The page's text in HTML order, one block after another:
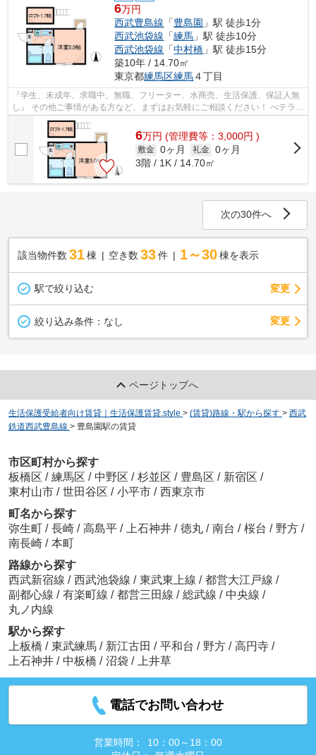
6万円
西武豊島線 「豊島園 」駅 徒歩1分
西武池袋線 「練馬 」駅 徒歩10分
西武池袋線 「中村橋 」駅 徒歩15分
築10年 / 14.70㎡
東京都練馬区練馬４丁目
『学生、未成年、求職中、無職、フリーター、水商売、生活保護、保証人無
し』 その他ご事情がある方など、まずはお気軽にご相談ください！ べテラン
スタッフが対応致しますのでご希望...
6万円 (管理費等：3,000円 )
敷金 0ヶ月 礼金 0ヶ月
3階 / 1K / 14.70㎡
次の30件へ
該当物件数 31棟 空き数 33 件 1～30 棟を表示
駅で絞り込む 変更
絞り込み条件： なし 変更
ページトップへ
生活保護受給者向け賃貸｜生活保護賃貸.style > (賃貸)路線・駅から探す > 西武
鉄道西武豊島線 > 豊島園駅の賃貸
市区町村から探す
板橋区 / 練馬区 / 中野区 / 杉並区 / 豊島区 / 新宿区 /
東村山市 / 世田谷区 / 小平市 / 西東京市
町名から探す
弥生町 / 長崎 / 高島平 / 上石神井 / 徳丸 / 南台 / 桜台 / 野方 /
南長崎 / 本町
路線から探す
西武新宿線 / 西武池袋線 / 東武東上線 / 都営大江戸線 /
副都心線 / 有楽町線 / 都営三田線 / 総武線 / 中央線 /
丸ノ内線
駅から探す
上板橋 / 東武練馬 / 新江古田 / 平和台 / 野方 / 高円寺 /
上石神井 / 中板橋 / 沼袋 / 上井草
電話でお問い合わせ
営業時間：
10：00～18：00